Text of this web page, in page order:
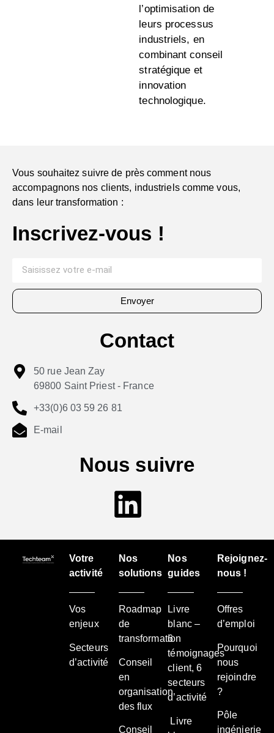
l’optimisation de
leurs processus
industriels, en
combinant conseil
stratégique et
innovation
technologique.
Vous souhaitez suivre de près comment nous
accompagnons nos clients, industriels comme vous,
dans leur transformation :
Inscrivez-vous !
Envoyer
Contact
50 rue Jean Zay
69800 Saint Priest - France
+33(0)6 03 59 26 81
E-mail
Nous suivre
Votre
activité
Vos
enjeux
Secteurs
d’activité
Nos
solutions
Roadmap
de
transformation
Conseil
en
organisation
des flux
Conseil
Nos
guides
Livre
blanc –
6
témoignages
client, 6
secteurs
d’activité
Livre
Rejoignez-
nous !
Offres
d’emploi
Pourquoi
nous
rejoindre
?
Pôle
ingénierie